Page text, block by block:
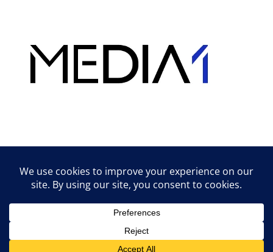
Lifestyle tippek & trükkök
© 2026 vipcast.hu powered by Media1• Készült